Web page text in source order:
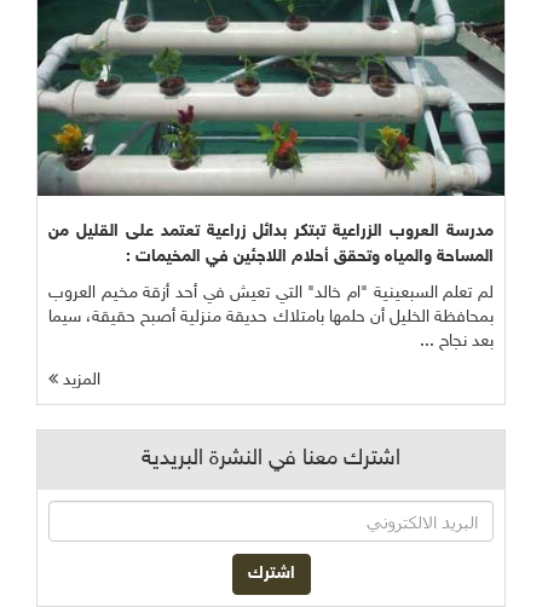
مدرسة العروب الزراعية تبتكر بدائل زراعية تعتمد على القليل من
المساحة والمياه وتحقق أحلام اللاجئين في المخيمات :
لم تعلم السبعينية "ام خالد" التي تعيش في أحد أزقة مخيم العروب
بمحافظة الخليل أن حلمها بامتلاك حديقة منزلية أصبح حقيقة، سيما
بعد نجاح ...
المزيد
اشترك معنا في النشرة البريدية